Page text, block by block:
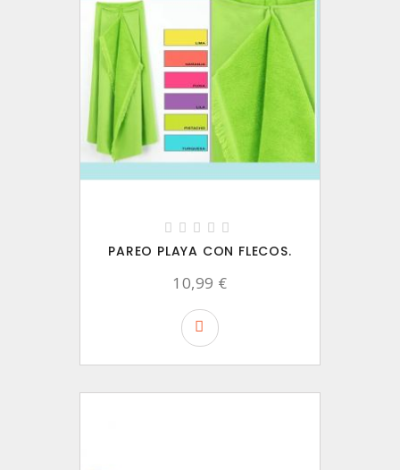
PAREO PLAYA CON FLECOS.
10,99 €